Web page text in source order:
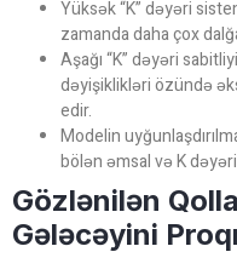
Yüksək “K” dəyəri
zamanda daha çox
Aşağı “K” dəyəri
dəyişiklikləri özündə
edir.
Modelin
bölən əmsal və K
Gözlənilən
Gələcəyini